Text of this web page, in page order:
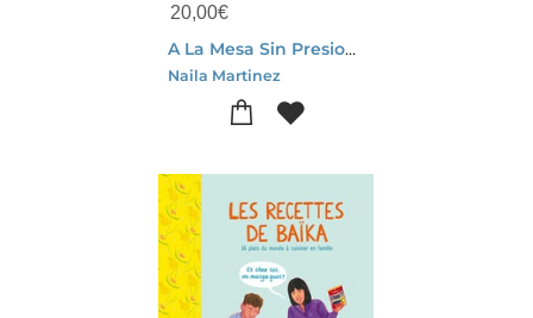
20,00€
A La Mesa Sin Presiones : Una Guia Para Dejar Atras Las Luchas En La Mesa Y Recuperar El Placer De Compartir Lo Cotidiano
Naila Martinez